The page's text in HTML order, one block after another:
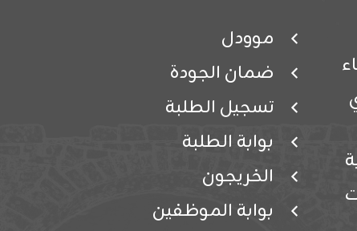
موودل
ضمان الجودة
تسجيل الطلبة
بوابة الطلبة
الخريجون
بوابة الموظفين